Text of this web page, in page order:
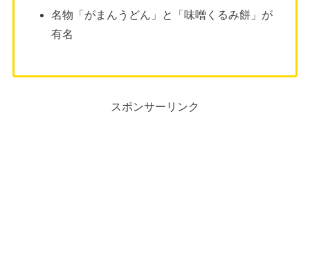
名物「がまんうどん」と「味噌くるみ餅」が
有名
スポンサーリンク